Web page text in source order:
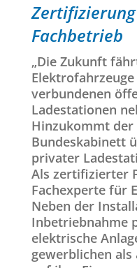
Fachbetrieb
„Die Zukunft
verbundenen
Ladestationen
Hinzukommt der
Bundeskabinett
privater
Als zertifizierter
Fachexperte für
Neben der
Inbetriebnahme
elektrische
gewerblichen